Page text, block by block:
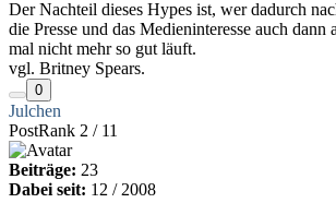
Der Nachteil dieses Hypes ist, wer dadurch
die Presse und das Medieninteresse auch dann
mal nicht mehr so gut läuft.
vgl. Britney Spears.
0
Julchen
PostRank 2 / 11
Beiträge: 23
Dabei seit: 12 / 2008